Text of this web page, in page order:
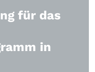
für das
in